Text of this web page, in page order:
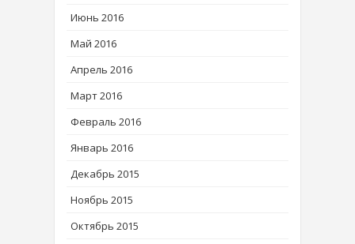
Июнь 2016
Май 2016
Апрель 2016
Март 2016
Февраль 2016
Январь 2016
Декабрь 2015
Ноябрь 2015
Октябрь 2015